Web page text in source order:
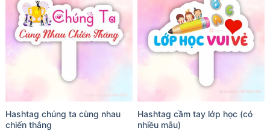
Hashtag chúng ta cùng nhau
chiến thắng
Hashtag cầm tay lớp học (có
nhiều mẫu)